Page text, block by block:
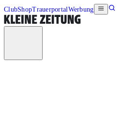
ClubShopTrauerportalWerbung